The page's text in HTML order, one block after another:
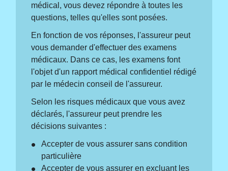
médical, vous devez répondre à toutes les
questions, telles qu'elles sont posées.
En fonction de vos réponses, l'assureur peut
vous demander d'effectuer des examens
médicaux. Dans ce cas, les examens font
l'objet d'un rapport médical confidentiel rédigé
par le médecin conseil de l'assureur.
Selon les risques médicaux que vous avez
déclarés, l'assureur peut prendre les
décisions suivantes :
Accepter de vous assurer sans condition
particulière
Accepter de vous assurer en excluant les